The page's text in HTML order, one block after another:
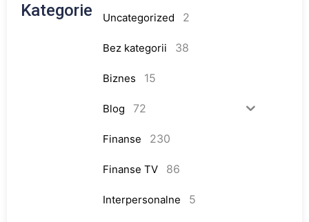
Kategorie Uncategorized 2
Bez kategorii 38
Biznes 15
Blog 72
Finanse 230
Finanse TV 86
Interpersonalne 5